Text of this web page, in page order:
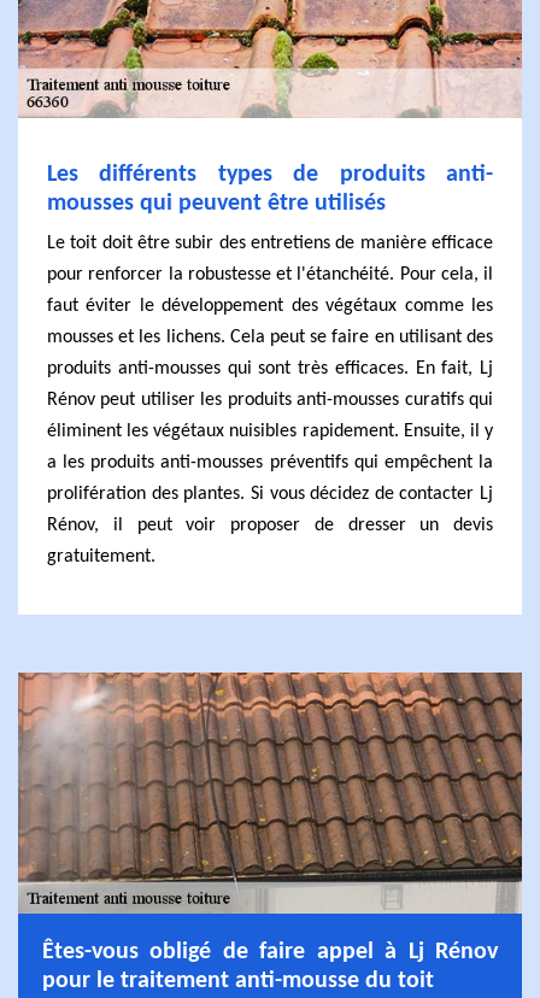
Les différents types de produits anti-
mousses qui peuvent être utilisés
Le toit doit être subir des entretiens de manière efficace
pour renforcer la robustesse et l'étanchéité. Pour cela, il
faut éviter le développement des végétaux comme les
mousses et les lichens. Cela peut se faire en utilisant des
produits anti-mousses qui sont très efficaces. En fait, Lj
Rénov peut utiliser les produits anti-mousses curatifs qui
éliminent les végétaux nuisibles rapidement. Ensuite, il y
a les produits anti-mousses préventifs qui empêchent la
prolifération des plantes. Si vous décidez de contacter Lj
Rénov, il peut voir proposer de dresser un devis
gratuitement.
Êtes-vous obligé de faire appel à Lj Rénov
pour le traitement anti-mousse du toit